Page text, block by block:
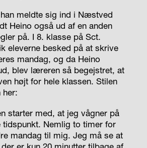
meldte sig ind i Næstved
Heino også ud af en anden
på. I 8. klasse på Sct.
eleverne besked på at skrive
mandag, og da Heino
blev læreren så begejstret, at
højt for hele klassen. Stilen
her:
starter med, at jeg vågner på
tidspunkt. Nemlig to timer for
mandag til mig. Jeg må se at